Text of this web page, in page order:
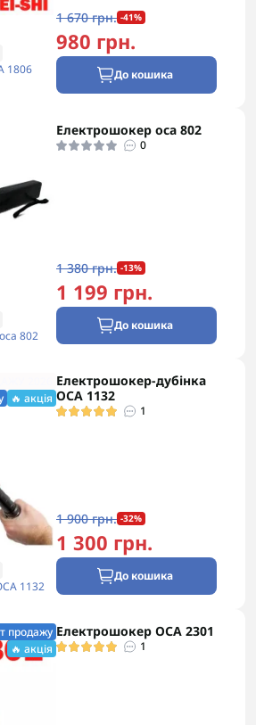
1806
1 670 грн. -41%
980 грн.
До кошика
802
Електрошокер оса 802
0
1 380 грн. -13%
1 199 грн.
До кошика
🔥 акція
1132
Електрошокер-дубінка
ОСА 1132
1
1 900 грн. -32%
1 300 грн.
До кошика
продажу
🔥 акція
Електрошокер ОСА 2301
1